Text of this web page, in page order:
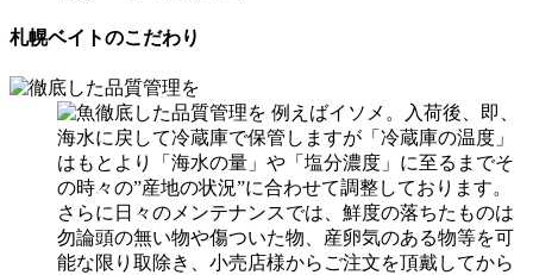
札幌ベイトのこだわり
徹底した品質管理を 例えばイソメ。入荷後、即、
海水に戻して冷蔵庫で保管しますが「冷蔵庫の温度」
はもとより「海水の量」や「塩分濃度」に至るまでそ
の時々の”産地の状況”に合わせて調整しております。
さらに日々のメンテナンスでは、鮮度の落ちたものは
勿論頭の無い物や傷ついた物、産卵気のある物等を可
能な限り取除き、小売店様からご注文を頂戴してから